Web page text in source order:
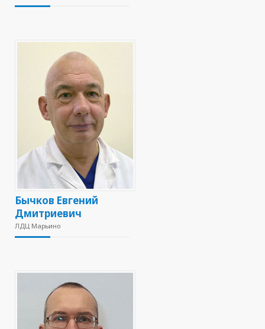
Бычков Евгений
Дмитриевич
ЛДЦ Марьино